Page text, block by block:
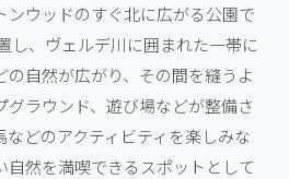
ンウッドのすぐ北に広がる公園で
し、ヴェルデ川に囲まれた一帯に
の自然が広がり、その間を縫うよ
グラウンド、遊び場などが整備さ
どのアクティビティを楽しみな
自然を満喫できるスポットとして